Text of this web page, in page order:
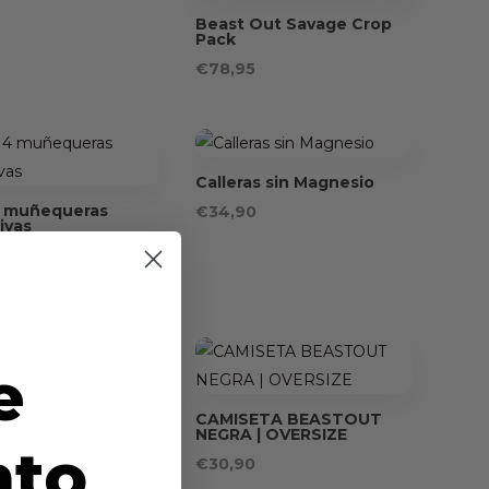
Beast Out Savage Crop
Pack
€78,95
muñequeras
Calleras sin Magnesio
€34,90
BEASTOUT CAMISETA BEASTOUT
NEGRA | OVERSIZE
€30,90